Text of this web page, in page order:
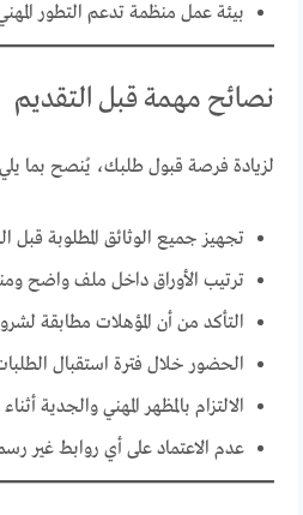
بيئة عمل منظمة تدعم التطور
نصائح مهمة قبل التقديم
لزيادة فرصة قبول طلبك، يُنصح بما
تجهيز جميع الوثائق المطلوبة
ترتيب الأوراق داخل ملف واضح
التأكد من أن المؤهلات مطابقة
الحضور خلال فترة استقبال
الالتزام بالمظهر المهني والجدية
عدم الاعتماد على أي روابط غير